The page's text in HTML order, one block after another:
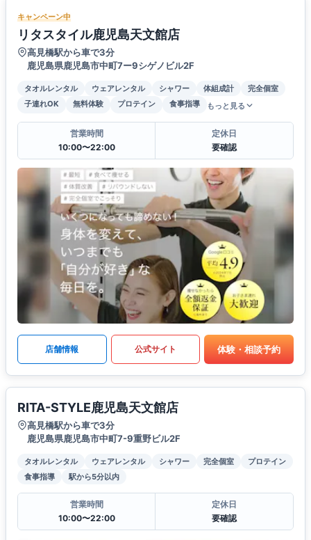
キャンペーン中
リタスタイル鹿児島天文館店
高見橋駅から車で3分
鹿児島県鹿児島市中町7ー9シゲノビル2F
タオルレンタル ウェアレンタル シャワー 体組成計
完全個室
子連れOK
無料体験 プロテイン 食事指導 もっと見る
営業時間
10:00〜22:00
定休日
要確認
店舗情報 公式サイト 体験・相談予約
RITA-STYLE鹿児島天文館店
高見橋駅から車で3分
鹿児島県鹿児島市中町7-9重野ビル2F
タオルレンタル ウェアレンタル シャワー 完全個室
プロテイン
食事指導
駅から5分以内
営業時間
10:00〜22:00
定休日
要確認